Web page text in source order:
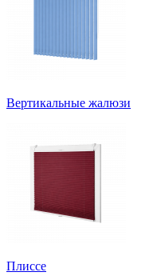
Вертикальные жалюзи
Плиссе